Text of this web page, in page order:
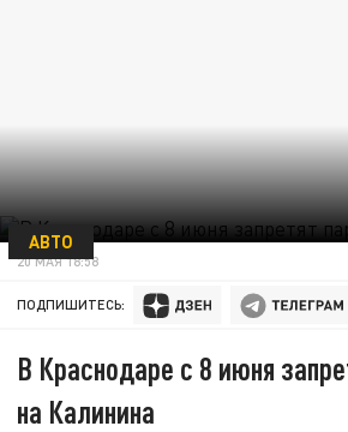
АВТО
20 МАЯ 18:58
ПОДПИШИТЕСЬ:
В Краснодаре с 8 июня
на Калинина